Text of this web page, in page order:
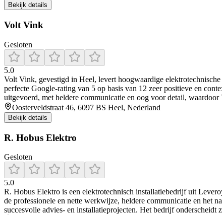
Bekijk details
Volt Vink
Gesloten
5.0
Volt Vink, gevestigd in Heel, levert hoogwaardige
perfecte Google-rating van 5 op basis van 12 zeer positieve en
uitgevoerd, met heldere communicatie en oog voor detail,
Oosterveldstraat 46, 6097 BS Heel, Nederland
Bekijk details
R. Hobus Elektro
Gesloten
5.0
R. Hobus Elektro is een elektrotechnisch installatiebedrijf uit
de professionele en nette werkwijze, heldere communicatie en het
succesvolle advies- en installatieprojecten. Het bedrijf